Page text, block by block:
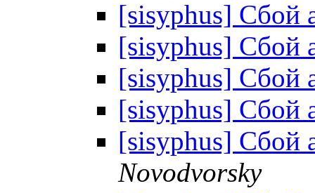
[sisyphus] Сбой
[sisyphus] Сбой
[sisyphus] Сбой
[sisyphus] Сбой
[sisyphus] Сбой
Novodvorsky